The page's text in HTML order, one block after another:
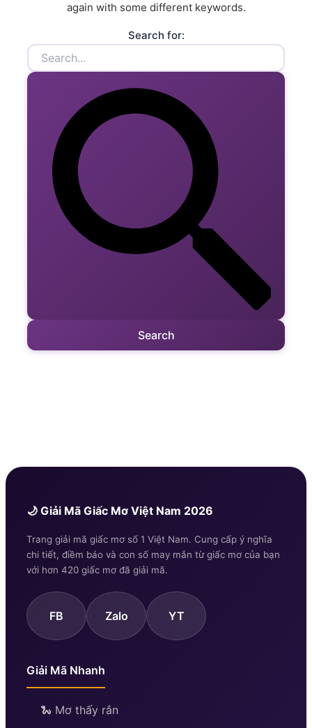
again with some different keywords.
Search for:
🌙 Giải Mã Giấc Mơ Việt Nam 2026
Trang giải mã giấc mơ số 1 Việt Nam. Cung cấp ý nghĩa
chi tiết, điềm báo và con số may mắn từ giấc mơ của bạn
với hơn 420 giấc mơ đã giải mã.
FB Zalo YT
Giải Mã Nhanh
🐍 Mơ thấy rắn